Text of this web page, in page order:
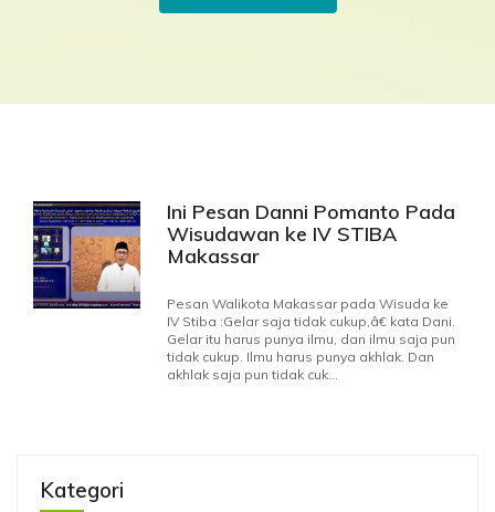
Ini Pesan Danni Pomanto Pada
Wisudawan ke IV STIBA
Makassar
Pesan Walikota Makassar pada Wisuda ke
IV Stiba :Gelar saja tidak cukup,â€ kata Dani.
Gelar itu harus punya ilmu, dan ilmu saja pun
tidak cukup. Ilmu harus punya akhlak. Dan
akhlak saja pun tidak cuk...
Kategori